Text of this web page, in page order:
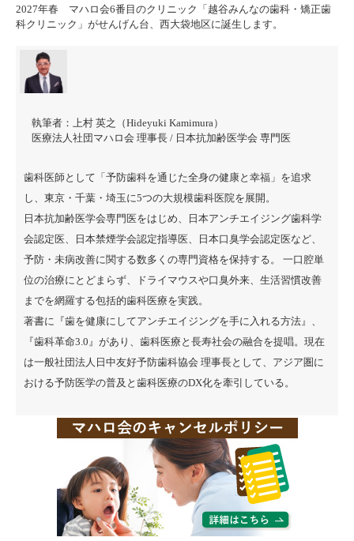
2027年春 マハロ会6番目のクリニック「越谷みんなの歯科・矯正歯
科クリニック」がせんげん台、西大袋地区に誕生します。
執筆者：
上村 英之（Hideyuki Kamimura）
医療法人社団マハロ会 理事長 / 日本抗加齢医学会 専門医
歯科医師として「予防歯科を通じた全身の健康と幸福」を追求
し、東京・千葉・埼玉に5つの大規模歯科医院を展開。
日本抗加齢医学会専門医をはじめ、日本アンチエイジング歯科学
会認定医、日本禁煙学会認定指導医、日本口臭学会認定医など、
予防・未病改善に関する数多くの専門資格を保持する。 一口腔単
位の治療にとどまらず、ドライマウスや口臭外来、生活習慣改善
までを網羅する包括的歯科医療を実践。
著書に『歯を健康にしてアンチエイジングを手に入れる方法』、
『歯科革命3.0』があり、歯科医療と長寿社会の融合を提唱。現在
は一般社団法人日中友好予防歯科協会 理事長として、アジア圏に
おける予防医学の普及と歯科医療のDX化を牽引している。